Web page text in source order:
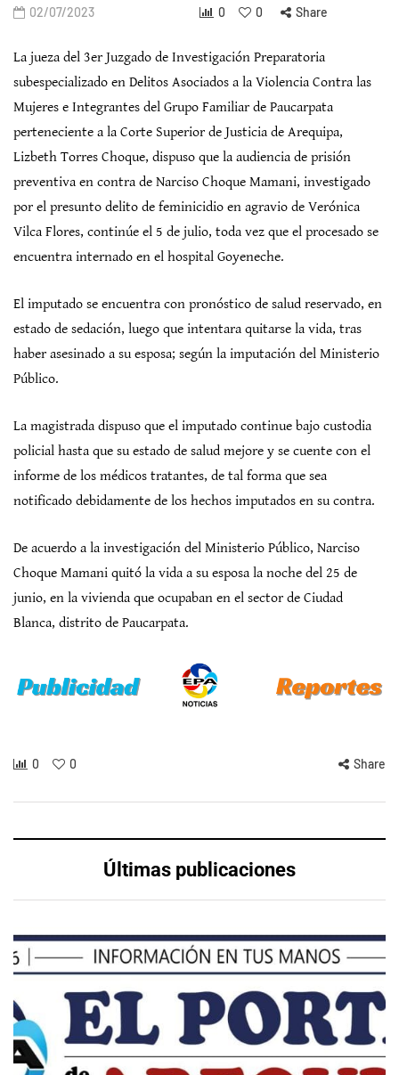
02/07/2023 0 0 Share
La jueza del 3er Juzgado de Investigación Preparatoria
subespecializado en Delitos Asociados a la Violencia Contra las
Mujeres e Integrantes del Grupo Familiar de Paucarpata
perteneciente a la Corte Superior de Justicia de Arequipa,
Lizbeth Torres Choque, dispuso que la audiencia de prisión
preventiva en contra de Narciso Choque Mamani, investigado
por el presunto delito de feminicidio en agravio de Verónica
Vilca Flores, continúe el 5 de julio, toda vez que el procesado se
encuentra internado en el hospital Goyeneche.
El imputado se encuentra con pronóstico de salud reservado, en
estado de sedación, luego que intentara quitarse la vida, tras
haber asesinado a su esposa; según la imputación del Ministerio
Público.
La magistrada dispuso que el imputado continue bajo custodia
policial hasta que su estado de salud mejore y se cuente con el
informe de los médicos tratantes, de tal forma que sea
notificado debidamente de los hechos imputados en su contra.
De acuerdo a la investigación del Ministerio Público, Narciso
Choque Mamani quitó la vida a su esposa la noche del 25 de
junio, en la vivienda que ocupaban en el sector de Ciudad
Blanca, distrito de Paucarpata.
0 0 Share
Últimas publicaciones